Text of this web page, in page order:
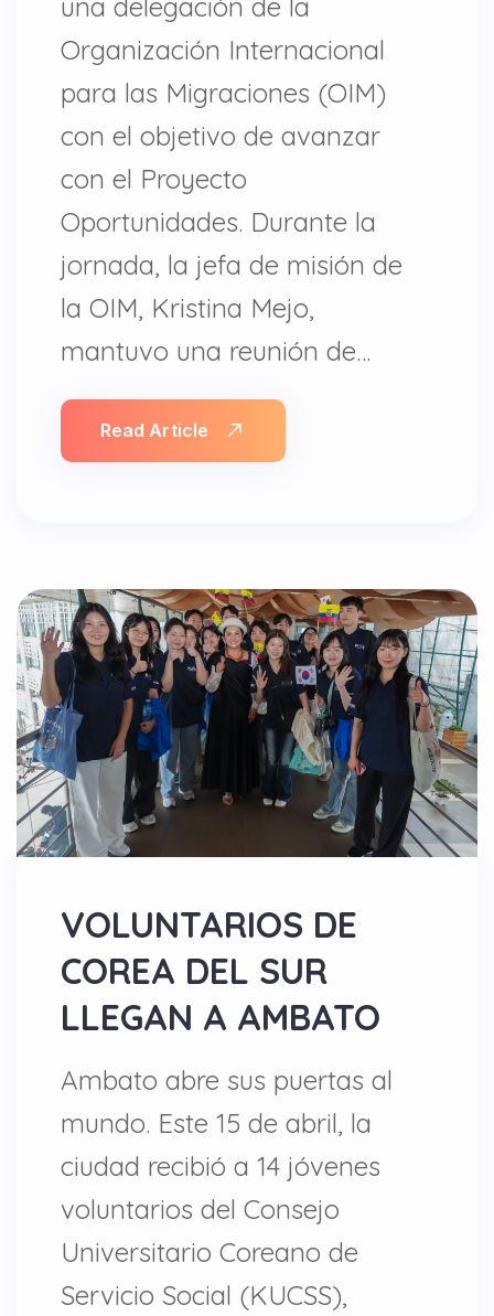
Organización Internacional
para las Migraciones (OIM)
con el objetivo de avanzar
con el Proyecto
Oportunidades. Durante la
jornada, la jefa de misión de
la OIM, Kristina Mejo,
mantuvo una reunión de…
Read Article
VOLUNTARIOS DE
COREA DEL SUR
LLEGAN A AMBATO
Ambato abre sus puertas al
mundo. Este 15 de abril, la
ciudad recibió a 14 jóvenes
voluntarios del Consejo
Universitario Coreano de
Servicio Social (KUCSS),